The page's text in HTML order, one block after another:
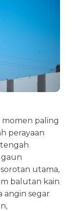
momen paling
perayaan
utama,
balutan kain
angin segar